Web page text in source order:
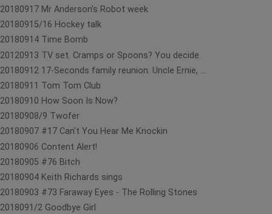
20180917 Mr Anderson's Robot week
20180915/16 Hockey talk
20180914 Time Bomb
20120913 TV set. Cramps or Spoons? You decide.
20180912 17-Seconds family reunion. Uncle Ernie, ...
20180911 Tom Tom Club
20180910 How Soon Is Now?
20180908/9 Twofer
20180907 #17 Can't You Hear Me Knockin
20180906 Content Alert!
20180905 #76 Bitch
20180904 Keith Richards sings
20180903 #73 Faraway Eyes - The Rolling Stones
2018091/2 Goodbye Girl